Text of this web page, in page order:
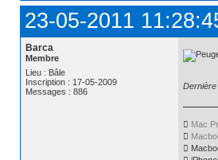
23-05-2011
Barca
Membre
Lieu : Bâle
Inscription : 17-05-2009
Messages : 886
Dernière
 Mac

